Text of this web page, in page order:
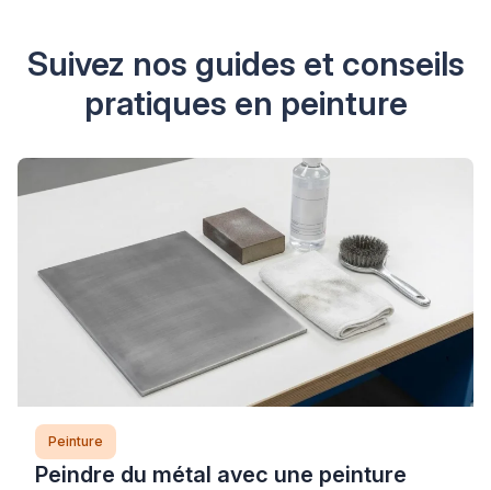
Suivez nos guides et conseils
pratiques en peinture
Peinture
Peindre du métal avec une peinture